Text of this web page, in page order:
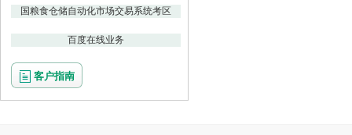
国粮食仓储自动化市场交易系统考区
百度在线业务
客户指南